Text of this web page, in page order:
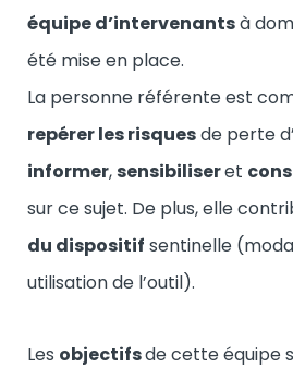
équipe d’intervenantsà
été mise en place.
La personne référente est
repérer les risquesde perte
informer, sensibiliseret
sur ce sujet. De plus, elle
du dispositif sentinelle
utilisation de l’outil).
Les objectifsde cette équipe